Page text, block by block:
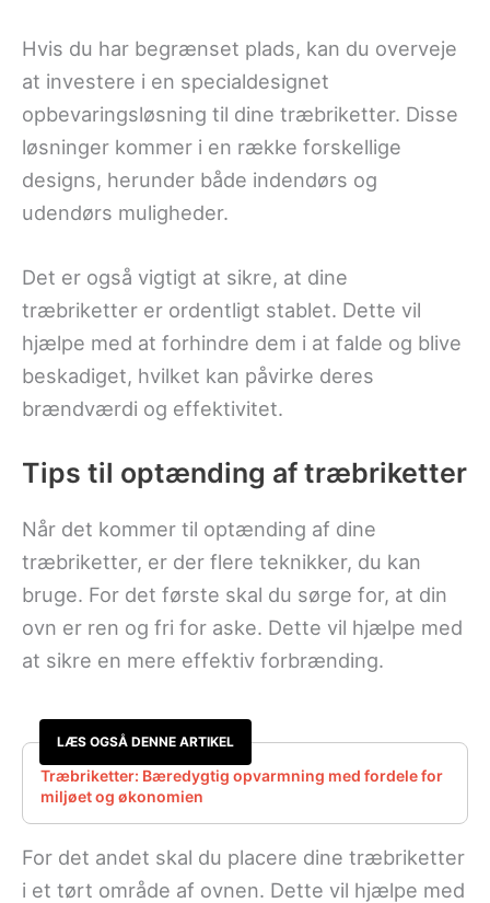
Hvis du har begrænset plads, kan du overveje
at investere i en specialdesignet
opbevaringsløsning til dine træbriketter. Disse
løsninger kommer i en række forskellige
designs, herunder både indendørs og
udendørs muligheder.
Det er også vigtigt at sikre, at dine
træbriketter er ordentligt stablet. Dette vil
hjælpe med at forhindre dem i at falde og blive
beskadiget, hvilket kan påvirke deres
brændværdi og effektivitet.
Tips til optænding af træbriketter
Når det kommer til optænding af dine
træbriketter, er der flere teknikker, du kan
bruge. For det første skal du sørge for, at din
ovn er ren og fri for aske. Dette vil hjælpe med
at sikre en mere effektiv forbrænding.
LÆS OGSÅ DENNE ARTIKEL
Træbriketter: Bæredygtig opvarmning med fordele for
miljøet og økonomien
For det andet skal du placere dine træbriketter
i et tørt område af ovnen. Dette vil hjælpe med